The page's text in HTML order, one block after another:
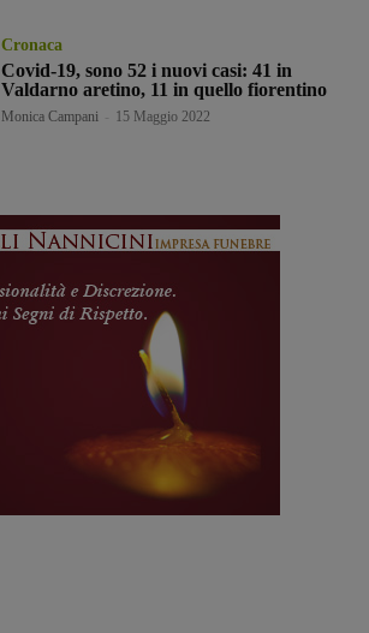
Cronaca
Covid-19, sono 52 i nuovi casi: 41 in
Valdarno aretino, 11 in quello fiorentino
Monica Campani 15 Maggio 2022